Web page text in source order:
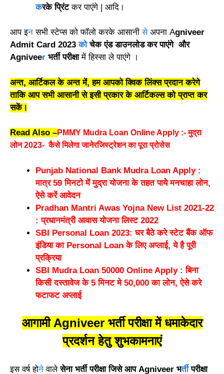
करके प्रिंटकर पाएंगे | आदि।
आप इन सभी स्टेप्स को फॉलो करके आसानीसेअपना Agniveer
Admit Card 2023कोचेक एंड डाउनलोड कर पाएंगे और
Agniveer भर्ती परीक्षामें हिस्सा ले पाएंगे ।
अन्त, आर्टिकल के अन्त में, हम आपको क्विक लिंक्स प्रदान करेगे
ताकि आप सभी आसानी से इसी प्रकार के आर्टिकल्स को प्राप्त कर
सकें।
Read Also –PMMY Mudra Loan Online Apply :- मुद्रा
लोन 2023- कैसे मिलेगा जानेरजिस्ट्रेशन का पूरा प्रोसेस
Punjab National Bank Mudra Loan Apply :
मात्र 59 मिनटो में मुद्रा योजना के तहत पायेे मनचाहा लोन,
ऐसे करें आवेदन
Pradhan Mantri Awas Yojna New List 2021-22
: प्रधानमंत्री आवास योजना लिस्ट 2022
SBI Personal Loan 2023: घर बैठे करे स्टेट बैंक ऑफ
इंडिया का Personal Loan के लिए अप्लाई, ये है पूरी
प्रक्रिया
SBI Mudra Loan 50000 Online Apply : बिना
किसी दस्तावेज के 5 मिनट मे 50,000 का लोन, ऐसे करे
फटाफट अप्लाई
आगामी Agniveer भर्ती परीक्षा में धमाकेदार
प्रदर्शन हेतु शुभकामनाएं
इस वर्ष होने वालेसेना भर्ती परीक्षा जिसे आप Agniveer भर्तीपरीक्षा